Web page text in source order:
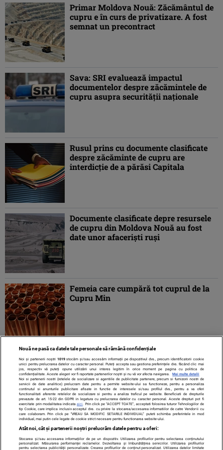
Primar Moldova Nouă: Zăcământul de
cupru e în curs de privatizare. A fost
semnat un precontract
Sava: SRI evaluează impactul
documentelor despre zăcămintele de
cupru asupra securităţii naţionale
Rusul prins cu documente clasificate
despre zăcăminte de cupru are
interdicţie de a părăsi Capitala
Documente clasificate depre resursele
de cupru din Moldova Nouă au fost
date unor afacerişti ruşi
Femeia care cumpără tot cuprul de la
Cupru Min
1 2 »
Contact Despre noi Termeni și condiții
Nouă ne pasă ca datele tale personale să rămână confidențiale
Noi și partenerii noștri 1019stocăm și/sau accesăm informații pe dispozitivul dvs., precum identificatorii cookie
unici pentru prelucrarea datelor cu caracter personal. Puteți accepta sau gestiona preferințele dvs. făcând clic mai
jos, respectiv vă puteți opune utilizării unui interes legitim în orice moment pe pagina cu politica de
confidențialitate. Aceste alegeri vor fi raportate partenerilor noștri și nu vă vor afecta navigarea.
Mai multe detalii
Noi si partenerii nostri (retelele de socializare si agentiile de publicitate partenere, precum si furnizorii nostri de
servicii de date analitice) prelucram date pentru a permite website-ului sa functioneze, pentru a personaliza
continutul si anunturile publicitare afisate in functie de interesele si/sau profilul dvs., pentru a va oferi
functionalitati aferente retelelor de socializare si pentru a analiza traficul pe website. Beneficiati de drepturile
prevazute de art. 15-22 din GDPR in legatura cu prelucrarea datelor cu caracter personal. Aceste drepturi pot fi
exercitate prin modalitatea indicataaici . Prin click pe “ACCEPT TOATE”, acceptati folosirea tuturor Tehnologiilor de
tip Cookie, care implica inclusiv acceptul dvs. cu privire la stocarea/accesarea informatiilor de catre Vendor-ii cu
care colaboram. Prin click pe “VREAU SA MODIFIC SETARILE INDIVIDUAL” puteti schimba preferintele in mod
individual, mai putin cele legate de cookie strict necesare pentru functionarea website-ului.
Atât noi, cât și partenerii noștri prelucrăm datele pentru a oferi:
Stocarea și/sau accesarea informațiilor de pe un dispozitiv. Utilizarea profilurilor pentru selectarea conținutului
personalizat. Măsurarea performanței reclamelor. Dezvoltarea și îmbunătățirea serviciilor. Utilizarea profilurilor
pentru selectarea publicității personalizate. Crearea profilurilor de conținut personalizat. Utilizarea datelor limitate